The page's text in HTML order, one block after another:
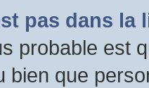
pas dans la
probable est
bien que